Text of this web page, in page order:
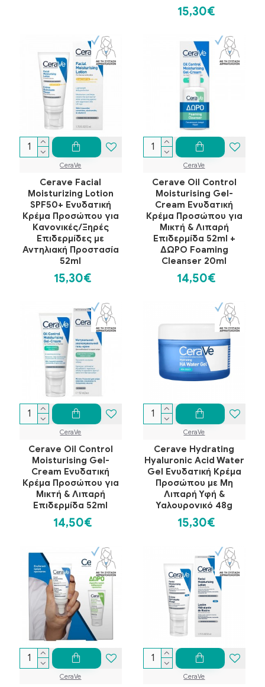
15,30€
CeraVe
Cerave Facial
Moisturizing Lotion
SPF50+ Ενυδατική
Κρέμα Προσώπου για
Κανονικές/Ξηρές
Επιδερμίδες με
Αντηλιακή Προστασία
52ml
15,30€
CeraVe
Cerave Oil Control
Moisturising Gel-
Cream Ενυδατική
Κρέμα Προσώπου για
Μικτή & Λιπαρή
Επιδερμίδα 52ml +
ΔΩΡΟ Foaming
Cleanser 20ml
14,50€
CeraVe
Cerave Oil Control
Moisturising Gel-
Cream Ενυδατική
Κρέμα Προσώπου για
Μικτή & Λιπαρή
Επιδερμίδα 52ml
14,50€
CeraVe
Cerave Hydrating
Hyaluronic Acid Water
Gel Ενυδατική Κρέμα
Προσώπου με Μη
Λιπαρή Υφή &
Υαλουρονικό 48g
15,30€
CeraVe CeraVe